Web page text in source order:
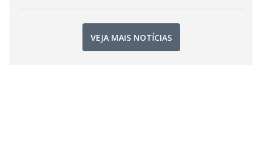
VEJA MAIS NOTÍCIAS